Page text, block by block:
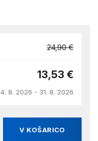
24,90 €
13,53 €
4. 8. 2026 - 31. 8. 2026
V KOŠARICO